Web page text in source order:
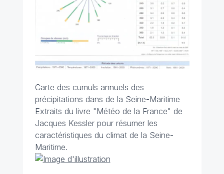
Carte des cumuls annuels des
précipitations dans de la Seine-Maritime
Extraits du livre "Météo de la France" de
Jacques Kessler pour résumer les
caractéristiques du climat de la Seine-
Maritime.